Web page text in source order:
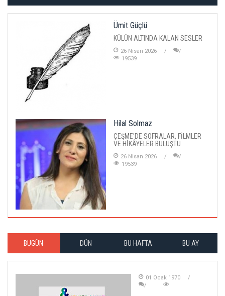
Ümit Güçlü
KÜLÜN ALTINDA KALAN SESLER
26 Nisan 2026
19539
Hilal Solmaz
ÇEŞME'DE SOFRALAR, FİLMLER
VE HİKÂYELER BULUŞTU
26 Nisan 2026
19539
BUGÜN DÜN BU HAFTA BU AY
01 Ocak 1970